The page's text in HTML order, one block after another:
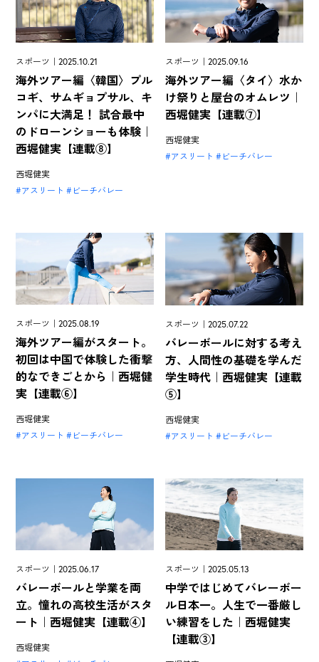
スポーツ｜2025.10.21
海外ツアー編〈韓国〉プル
コギ、サムギョプサル、キ
ンパに大満足！ 試合最中
のドローンショーも体験｜
西堀健実【連載⑧】
西堀健実
アスリート
ビーチバレー
スポーツ｜2025.09.16
海外ツアー編〈タイ〉水か
け祭りと屋台のオムレツ｜
西堀健実【連載⑦】
西堀健実
アスリート
ビーチバレー
スポーツ｜2025.08.19
海外ツアー編がスタート。
初回は中国で体験した衝撃
的なできごとから｜西堀健
実【連載⑥】
西堀健実
アスリート
ビーチバレー
スポーツ｜2025.07.22
バレーボールに対する考え
方、人間性の基礎を学んだ
学生時代｜西堀健実【連載
⑤】
西堀健実
アスリート
ビーチバレー
スポーツ｜2025.06.17
バレーボールと学業を両
立。憧れの高校生活がスタ
ート｜西堀健実【連載④】
西堀健実
スポーツ｜2025.05.13
中学ではじめてバレーボー
ル日本一。人生で一番厳し
い練習をした｜西堀健実
【連載③】